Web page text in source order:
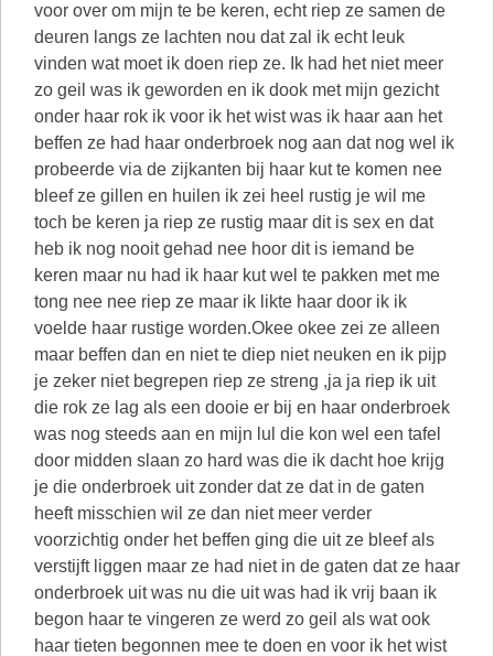
voor over om mijn te be keren, echt riep ze samen de
deuren langs ze lachten nou dat zal ik echt leuk
vinden wat moet ik doen riep ze. Ik had het niet meer
zo geil was ik geworden en ik dook met mijn gezicht
onder haar rok ik voor ik het wist was ik haar aan het
beffen ze had haar onderbroek nog aan dat nog wel ik
probeerde via de zijkanten bij haar kut te komen nee
bleef ze gillen en huilen ik zei heel rustig je wil me
toch be keren ja riep ze rustig maar dit is sex en dat
heb ik nog nooit gehad nee hoor dit is iemand be
keren maar nu had ik haar kut wel te pakken met me
tong nee nee riep ze maar ik likte haar door ik ik
voelde haar rustige worden.Okee okee zei ze alleen
maar beffen dan en niet te diep niet neuken en ik pijp
je zeker niet begrepen riep ze streng ,ja ja riep ik uit
die rok ze lag als een dooie er bij en haar onderbroek
was nog steeds aan en mijn lul die kon wel een tafel
door midden slaan zo hard was die ik dacht hoe krijg
je die onderbroek uit zonder dat ze dat in de gaten
heeft misschien wil ze dan niet meer verder
voorzichtig onder het beffen ging die uit ze bleef als
verstijft liggen maar ze had niet in de gaten dat ze haar
onderbroek uit was nu die uit was had ik vrij baan ik
begon haar te vingeren ze werd zo geil als wat ook
haar tieten begonnen mee te doen en voor ik het wist